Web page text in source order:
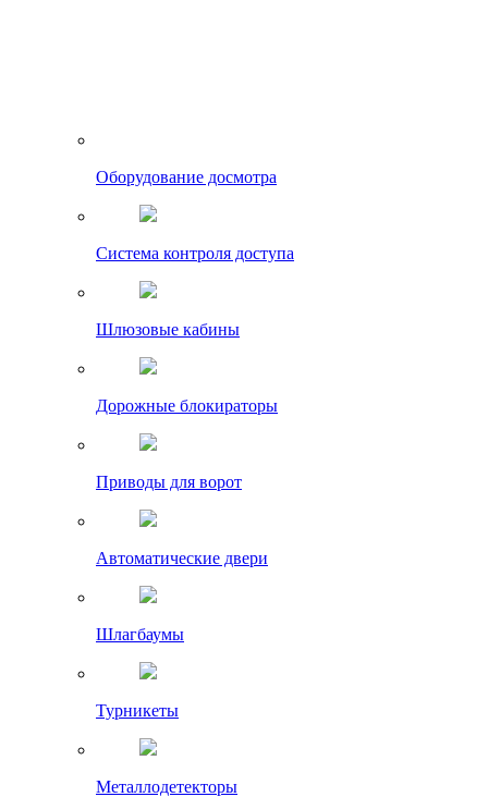
Оборудование досмотра
Система контроля доступа
Шлюзовые кабины
Дорожные блокираторы
Приводы для ворот
Автоматические двери
Шлагбаумы
Турникеты
Металлодетекторы